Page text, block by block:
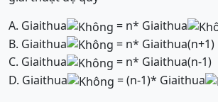
A. Giaithua
= n* Giaithua
B. Giaithua
= n* Giaithua(n+1)
C. Giaithua
= n* Giaithua(n-1)
D. Giaithua
= (n-1)* Giaithua